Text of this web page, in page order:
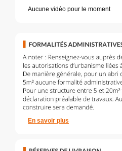
Aucune vidéo pour le moment
En savoir plus